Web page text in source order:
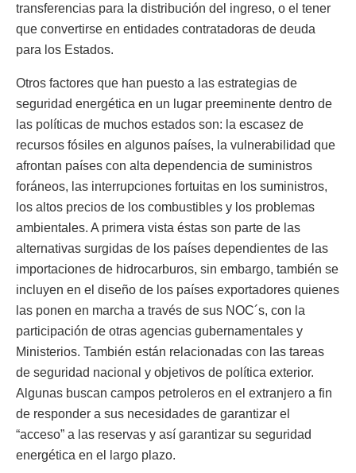
transferencias para la distribución del ingreso, o el tener
que convertirse en entidades contratadoras de deuda
para los Estados.
Otros factores que han puesto a las estrategias de
seguridad energética en un lugar preeminente dentro de
las políticas de muchos estados son: la escasez de
recursos fósiles en algunos países, la vulnerabilidad que
afrontan países con alta dependencia de suministros
foráneos, las interrupciones fortuitas en los suministros,
los altos precios de los combustibles y los problemas
ambientales. A primera vista éstas son parte de las
alternativas surgidas de los países dependientes de las
importaciones de hidrocarburos, sin embargo, también se
incluyen en el diseño de los países exportadores quienes
las ponen en marcha a través de sus NOC´s, con la
participación de otras agencias gubernamentales y
Ministerios. También están relacionadas con las tareas
de seguridad nacional y objetivos de política exterior.
Algunas buscan campos petroleros en el extranjero a fin
de responder a sus necesidades de garantizar el
“acceso” a las reservas y así garantizar su seguridad
energética en el largo plazo.